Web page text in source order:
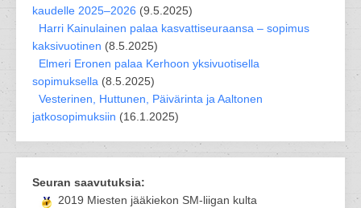
kaudelle 2025–2026 (9.5.2025)
Harri Kainulainen palaa kasvattiseuraansa – sopimus
kaksivuotinen (8.5.2025)
Elmeri Eronen palaa Kerhoon yksivuotisella
sopimuksella (8.5.2025)
Vesterinen, Huttunen, Päivärinta ja Aaltonen
jatkosopimuksiin (16.1.2025)
Seuran saavutuksia:
2019 Miesten jääkiekon SM-liigan kulta